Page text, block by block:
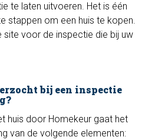
te laten uitvoeren. Het is één
stappen om een huis te kopen.
site voor de inspectie die bij uw
bij een inspectie
huis door Homekeur gaat het
van de volgende elementen: